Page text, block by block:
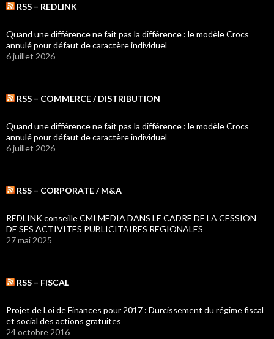
RSS – REDLINK
Quand une différence ne fait pas la différence : le modèle Crocs
annulé pour défaut de caractère individuel
6 juillet 2026
RSS – COMMERCE / DISTRIBUTION
Quand une différence ne fait pas la différence : le modèle Crocs
annulé pour défaut de caractère individuel
6 juillet 2026
RSS – CORPORATE / M&A
REDLINK conseille CMI MEDIA DANS LE CADRE DE LA CESSION
DE SES ACTIVITES PUBLICITAIRES REGIONALES
27 mai 2025
RSS – FISCAL
Projet de Loi de Finances pour 2017 : Durcissement du régime fiscal
et social des actions gratuites
24 octobre 2016